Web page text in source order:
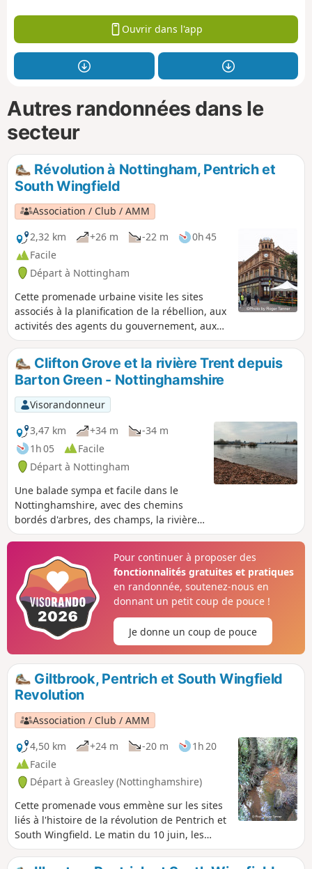
Ouvrir dans l'app
Autres randonnées dans le
secteur
Révolution à Nottingham, Pentrich et
South Wingfield
Association / Club / AMM
2,32 km
+26 m -22 m
0h 45
Facile
Départ à Nottingham
Cette promenade urbaine visite les sites
associés à la planification de la rébellion, aux
activités des agents du gouvernement, aux
préparatifs des autorités pour réprimer le
soulèvement et à ses conséquences.Il s'agit
de la promenade n° 1 des Pentrich
Revolution Walks.
Clifton Grove et la rivière Trent depuis
Barton Green - Nottinghamshire
Visorandonneur
3,47 km
+34 m
-34 m
1h 05
Facile
Départ à Nottingham
Une balade sympa et facile dans le
Nottinghamshire, avec des chemins
bordés d'arbres, des champs, la rivière
Trent, le village de Clifton et une ferme.
Pour continuer à proposer des
fonctionnalités gratuites et pratiques
en randonnée, soutenez-nous en
donnant un petit coup de pouce !
Je donne un coup de pouce
Giltbrook, Pentrich et South Wingfield
Revolution
Association / Club / AMM
4,50 km
+24 m -20 m
1h 20
Facile
Départ à Greasley (Nottinghamshire)
Cette promenade vous emmène sur les sites
liés à l'histoire de la révolution de Pentrich et
South Wingfield. Le matin du 10 juin, les
rebelles de Pentrich se sont approchés du
ruisseau Gilt Brook, en descendant la